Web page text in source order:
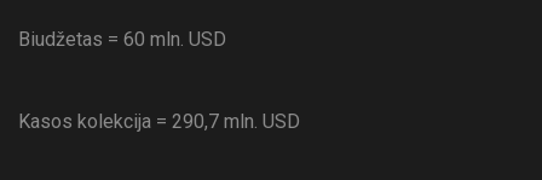
Biudžetas = 60 mln. USD
Kasos kolekcija = 290,7 mln. USD